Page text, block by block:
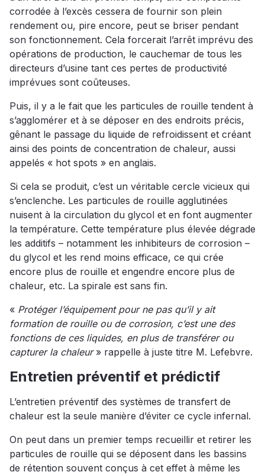
corrodée à l’excès cessera de fournir son plein
rendement ou, pire encore, peut se briser pendant
son fonctionnement. Cela forcerait l’arrêt imprévu des
opérations de production, le cauchemar de tous les
directeurs d’usine tant ces pertes de productivité
imprévues sont coûteuses.
Puis, il y a le fait que les particules de rouille tendent à
s’agglomérer et à se déposer en des endroits précis,
gênant le passage du liquide de refroidissent et créant
ainsi des points de concentration de chaleur, aussi
appelés « hot spots » en anglais.
Si cela se produit, c’est un véritable cercle vicieux qui
s’enclenche. Les particules de rouille agglutinées
nuisent à la circulation du glycol et en font augmenter
la température. Cette température plus élevée dégrade
les additifs – notamment les inhibiteurs de corrosion –
du glycol et les rend moins efficace, ce qui crée
encore plus de rouille et engendre encore plus de
chaleur, etc. La spirale est sans fin.
« Protéger l’équipement pour ne pas qu’il y ait
formation de rouille ou de corrosion, c’est une des
fonctions de ces liquides, en plus de transférer ou
capturer la chaleur» rappelle à juste titre M. Lefebvre.
Entretien préventif et prédictif
L’entretien préventif des systèmes de transfert de
chaleur est la seule manière d’éviter ce cycle infernal.
On peut dans un premier temps recueillir et retirer les
particules de rouille qui se déposent dans les bassins
de rétention souvent conçus à cet effet à même les